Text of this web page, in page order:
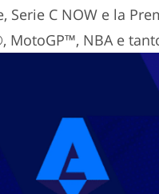
Serie C NOW e la
MotoGP™, NBA e